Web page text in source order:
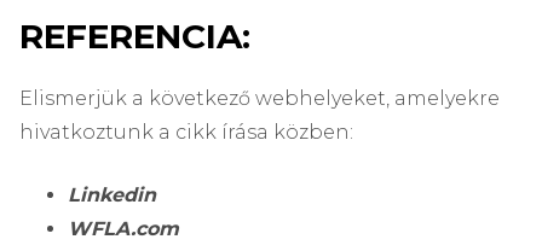
REFERENCIA:
Elismerjük a következő webhelyeket, amelyekre
hivatkoztunk a cikk írása közben:
Linkedin
WFLA.com